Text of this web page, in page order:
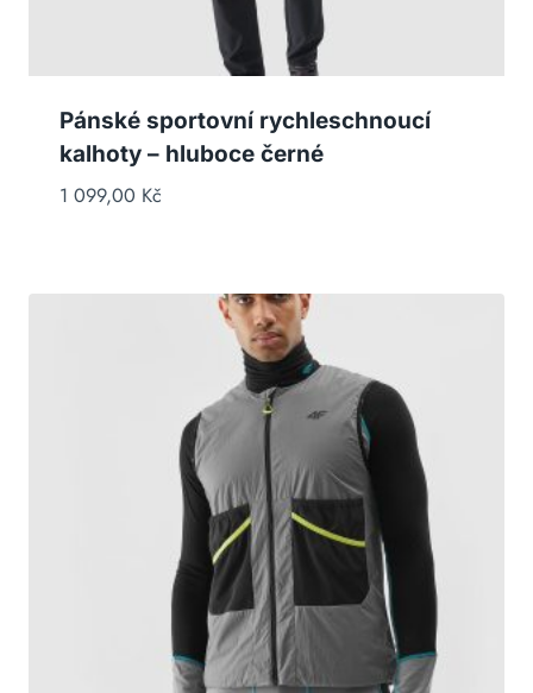
Pánské sportovní rychleschnoucí
kalhoty – hluboce černé
1 099,00 Kč